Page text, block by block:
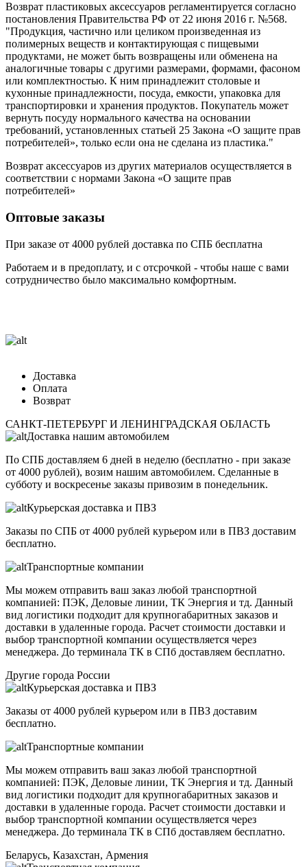
Возврат пластиковых аксессуаров регламентируется согласно
постановления Правительства РФ от 22 июня 2016 г. №568.
"Продукция, частично или целиком произведенная из
полимерных веществ и контактирующая с пищевыми
продуктами, не может быть возвращены или обменена на
аналогичные товары с другими размерами, формами, фасоном
или комплектностью. К ним принадлежит столовые и
кухонные принадлежности, посуда, емкости, упаковка для
транспортировки и хранения продуктов. Покупатель может
вернуть посуду нормального качества на основании
требований, установленных статьей 25 Закона «О защите прав
потребителей», только если она не сделана из пластика."
Возврат аксессуаров из других материалов осуществляется в
соответствии с нормами Закона «О защите прав
потребителей»
Оптовые заказы
При заказе от 4000 рублей доставка по СПБ бесплатна
Работаем и в предоплату, и с отсрочкой - чтобы наше с вами
сотрудничество было максимально комфортным.
Доставка
Оплата
Возврат
САНКТ-ПЕТЕРБУРГ И ЛЕНИНГРАДСКАЯ ОБЛАСТЬ
Доставка нашим автомобилем
По СПБ доставляем 6 дней в неделю (бесплатно - при заказе
от 4000 рублей), возим нашим автомобилем. Сделанные в
субботу и воскресенье заказы привозим в понедельник.
Курьерская доставка и ПВЗ
Заказы по СПБ от 4000 рублей курьером или в ПВЗ доставим
бесплатно.
Транспортные компании
Мы можем отправить ваш заказ любой транспортной
компанией: ПЭК, Деловые линии, ТК Энергия и тд. Данный
вид логистики подходит для крупногабаритных заказов и
доставки в удаленные города. Расчет стоимости доставки и
выбор транспортной компании осуществляется через
менеджера. До терминала ТК в СПб доставляем бесплатно.
Другие города России
Курьерская доставка и ПВЗ
Заказы от 4000 рублей курьером или в ПВЗ доставим
бесплатно.
Транспортные компании
Мы можем отправить ваш заказ любой транспортной
компанией: ПЭК, Деловые линии, ТК Энергия и тд. Данный
вид логистики подходит для крупногабаритных заказов и
доставки в удаленные города. Расчет стоимости доставки и
выбор транспортной компании осуществляется через
менеджера. До терминала ТК в СПб доставляем бесплатно.
Беларусь, Казахстан, Армения